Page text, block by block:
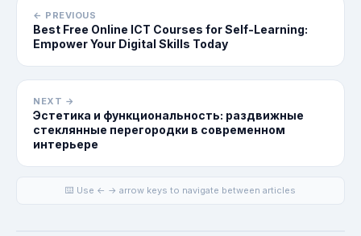
← PREVIOUS
Best Free Online ICT Courses for Self-Learning:
Empower Your Digital Skills Today
NEXT →
Эстетика и функциональность: раздвижные
стеклянные перегородки в современном
интерьере
⌨️ Use ← → arrow keys to navigate between articles